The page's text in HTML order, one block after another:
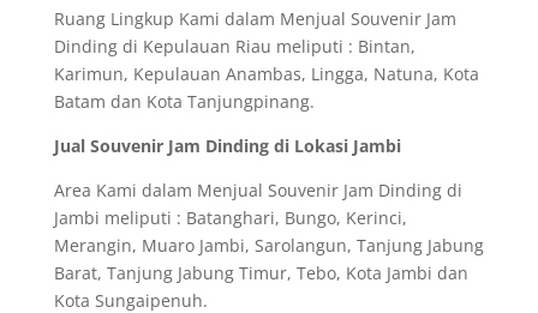
Ruang Lingkup Kami dalam Menjual Souvenir Jam
Dinding di Kepulauan Riau meliputi : Bintan,
Karimun, Kepulauan Anambas, Lingga, Natuna, Kota
Batam dan Kota Tanjungpinang.
Jual Souvenir Jam Dinding di Lokasi Jambi
Area Kami dalam Menjual Souvenir Jam Dinding di
Jambi meliputi : Batanghari, Bungo, Kerinci,
Merangin, Muaro Jambi, Sarolangun, Tanjung Jabung
Barat, Tanjung Jabung Timur, Tebo, Kota Jambi dan
Kota Sungaipenuh.